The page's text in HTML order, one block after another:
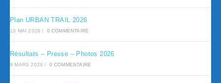
Plan URBAN TRAIL 2026
13 MAI 2026 / 0 COMMENTAIRE
Résultats – Presse – Photos 2026
9 MARS 2026 / 0 COMMENTAIRE